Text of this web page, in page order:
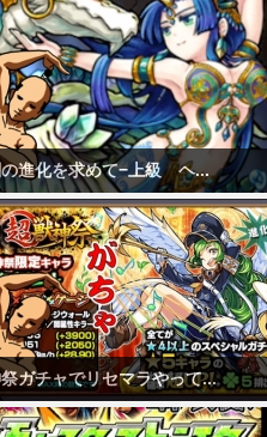
進化を求めて−上級 ヘ...
ガチャでリセマラやって...